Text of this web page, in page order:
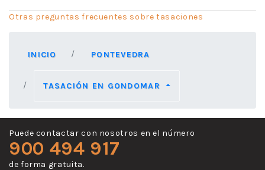
Otras preguntas frecuentes sobre tasaciones
INICIO PONTEVEDRA
TASACIÓN EN GONDOMAR
Puede contactar con nosotros en el número
900 494 917
de forma gratuita.